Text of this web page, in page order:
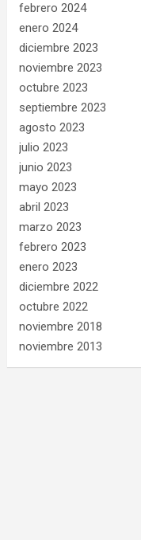
febrero 2024
enero 2024
diciembre 2023
noviembre 2023
octubre 2023
septiembre 2023
agosto 2023
julio 2023
junio 2023
mayo 2023
abril 2023
marzo 2023
febrero 2023
enero 2023
diciembre 2022
octubre 2022
noviembre 2018
noviembre 2013